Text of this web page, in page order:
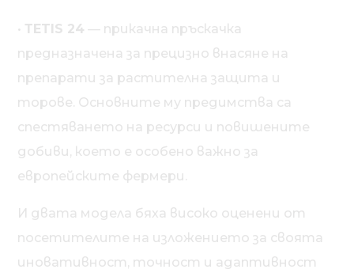
• ТETIS 24 — прикачна пръскачка
предназначена за прецизно внасяне на
препарати за растителна защита и
торове. Основните му предимства са
спестяването на ресурси и повишените
добиви, което е особено важно за
европейските фермери.
И двата модела бяха високо оценени от
посетителите на изложението за своята
иновативност, точност и адаптивност